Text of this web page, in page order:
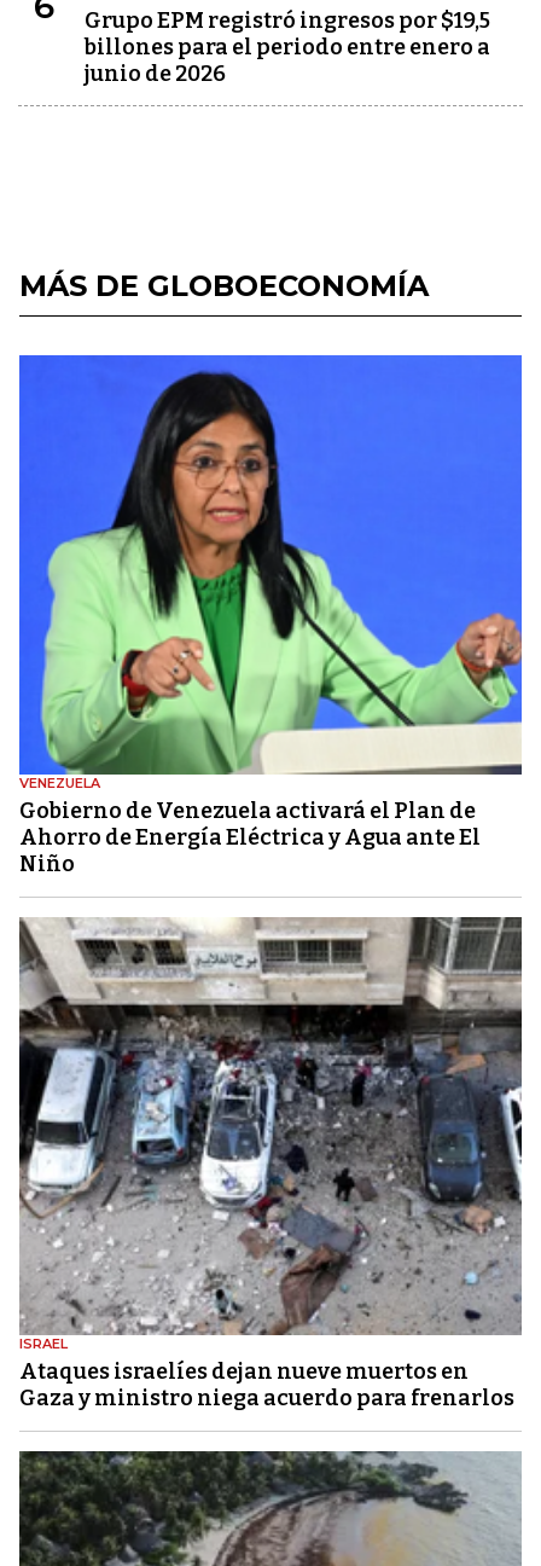
Grupo EPM registró ingresos por $19,5
billones para el periodo entre enero a
junio de 2026
MÁS DE GLOBOECONOMÍA
VENEZUELA
Gobierno de Venezuela activará el Plan de
Ahorro de Energía Eléctrica y Agua ante El
Niño
ISRAEL
Ataques israelíes dejan nueve muertos en
Gaza y ministro niega acuerdo para frenarlos